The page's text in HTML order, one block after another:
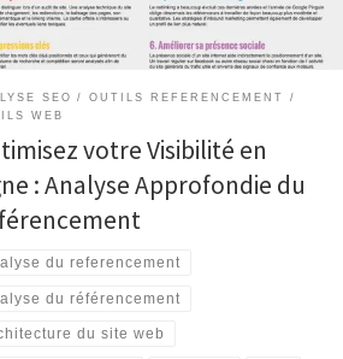
comment […]
SEO
OUTILS REFERENCEMENT
WEB
votre Visibilité en
: Analyse Approfondie du
du referencement
du référencement
du site web